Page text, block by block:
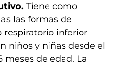
Tiene como
las formas de
respiratorio inferior
niños y niñas desde el
meses de edad. La